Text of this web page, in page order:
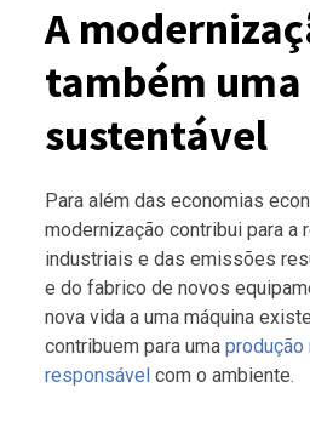
A
também uma
sustentável
Para além das economias
modernização contribui para a
industriais e das emissões
e do fabrico de novos
nova vida a uma máquina
contribuem para uma
responsável com o ambiente.